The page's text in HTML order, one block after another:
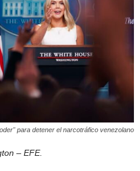
para detener el narcotráfico venezolano
– EFE.